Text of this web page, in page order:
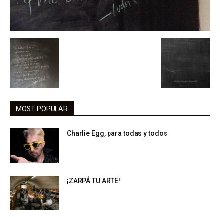
MOST POPULAR
Charlie Egg, para todas y todos
¡ZARPÁ TU ARTE!